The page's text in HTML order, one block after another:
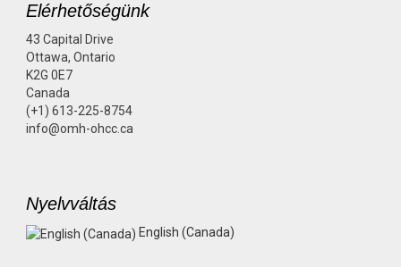
Elérhetőségünk
43 Capital Drive
Ottawa, Ontario
K2G 0E7
Canada
(+1) 613-225-8754
info@omh-ohcc.ca
Nyelvváltás
English (Canada)